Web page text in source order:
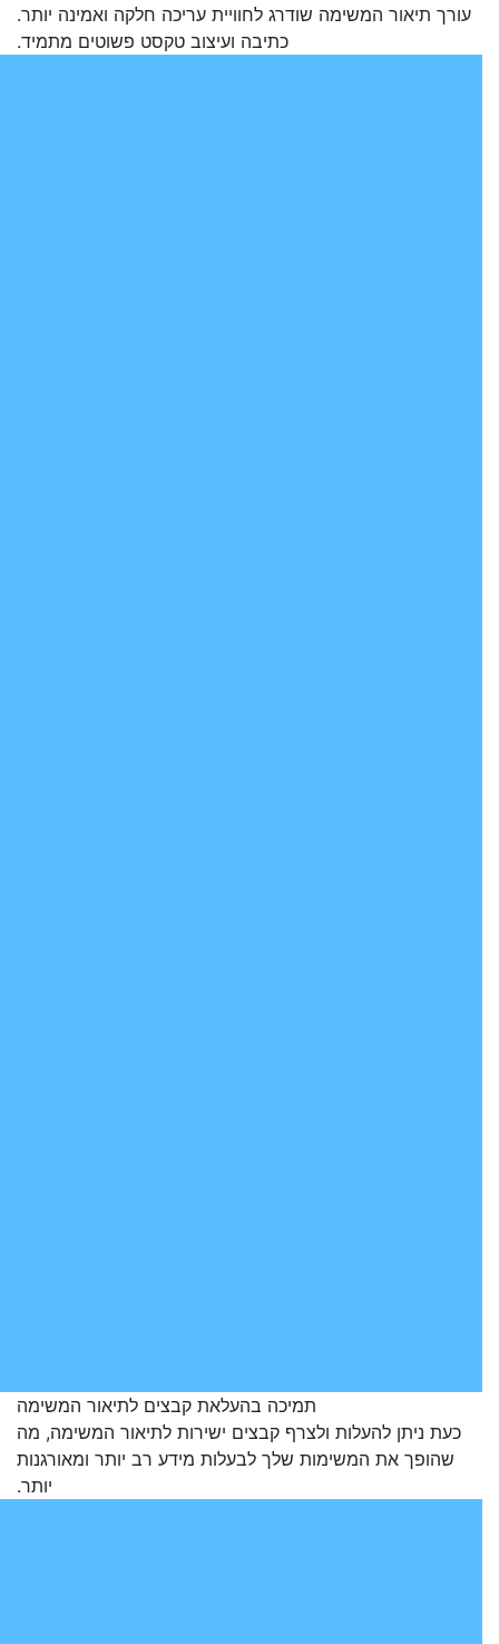
עורך תיאור המשימה שודרג לחוויית עריכה חלקה ואמינה יותר.
כתיבה ועיצוב טקסט פשוטים מתמיד.
תמיכה בהעלאת קבצים לתיאור המשימה
כעת ניתן להעלות ולצרף קבצים ישירות לתיאור המשימה, מה
שהופך את המשימות שלך לבעלות מידע רב יותר ומאורגנות
יותר.